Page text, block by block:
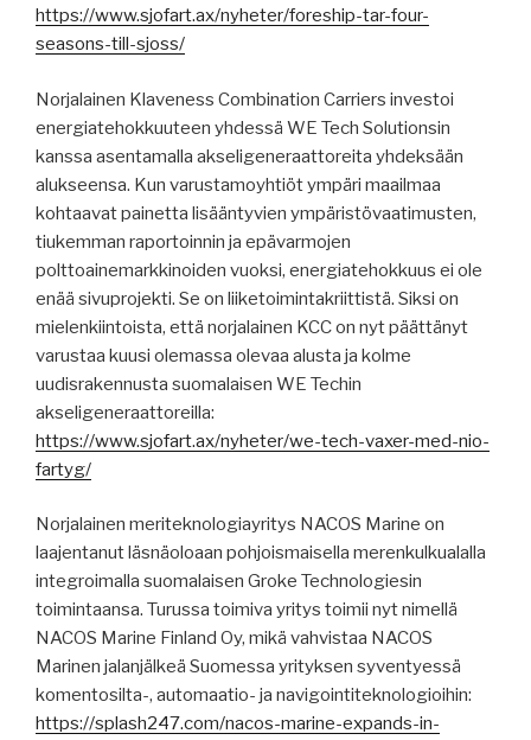
https://www.sjofart.ax/nyheter/foreship-tar-four-
seasons-till-sjoss/
Norjalainen Klaveness Combination Carriers investoi
energiatehokkuuteen yhdessä WE Tech Solutionsin
kanssa asentamalla akseligeneraattoreita yhdeksään
alukseensa. Kun varustamoyhtiöt ympäri maailmaa
kohtaavat painetta lisääntyvien ympäristövaatimusten,
tiukemman raportoinnin ja epävarmojen
polttoainemarkkinoiden vuoksi, energiatehokkuus ei ole
enää sivuprojekti. Se on liiketoimintakriittistä. Siksi on
mielenkiintoista, että norjalainen KCC on nyt päättänyt
varustaa kuusi olemassa olevaa alusta ja kolme
uudisrakennusta suomalaisen WE Techin
akseligeneraattoreilla:
https://www.sjofart.ax/nyheter/we-tech-vaxer-med-nio-
fartyg/
Norjalainen meriteknologiayritys NACOS Marine on
laajentanut läsnäoloaan pohjoismaisella merenkulkualalla
integroimalla suomalaisen Groke Technologiesin
toimintaansa. Turussa toimiva yritys toimii nyt nimellä
NACOS Marine Finland Oy, mikä vahvistaa NACOS
Marinen jalanjälkeä Suomessa yrityksen syventyessä
komentosilta-, automaatio- ja navigointiteknologioihin:
https://splash247.com/nacos-marine-expands-in-